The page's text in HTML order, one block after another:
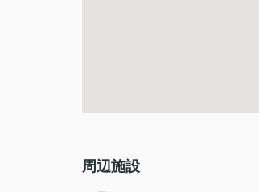
周辺施設